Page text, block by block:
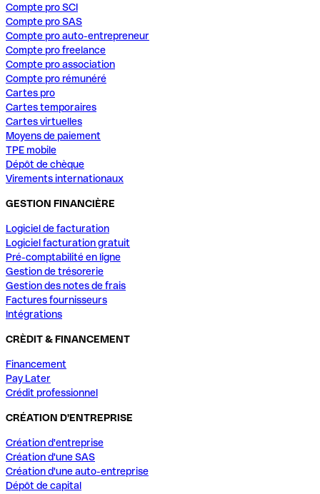
Compte pro SCI
Compte pro SAS
Compte pro auto-entrepreneur
Compte pro freelance
Compte pro association
Compte pro rémunéré
Cartes pro
Cartes temporaires
Cartes virtuelles
Moyens de paiement
TPE mobile
Dépôt de chèque
Virements internationaux
GESTION FINANCIÈRE
Logiciel de facturation
Logiciel facturation gratuit
Pré-comptabilité en ligne
Gestion de trésorerie
Gestion des notes de frais
Factures fournisseurs
Intégrations
CRÈDIT & FINANCEMENT
Financement
Pay Later
Crédit professionnel
CRÉATION D'ENTREPRISE
Création d'entreprise
Création d'une SAS
Création d'une auto-entreprise
Dépôt de capital